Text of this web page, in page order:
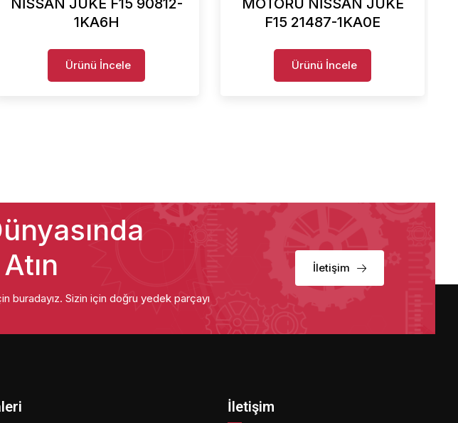
1KA6H
Ürünü İncele
F15 21487-1KA0E
Ürünü İncele
buradayız. Sizin için doğru yedek parçayı
İletişim
İletişim